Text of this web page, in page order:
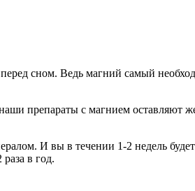
перед сном. Ведь магний самый
препараты с магнием оставляют
И вы в течении 1-2 недель
в год.